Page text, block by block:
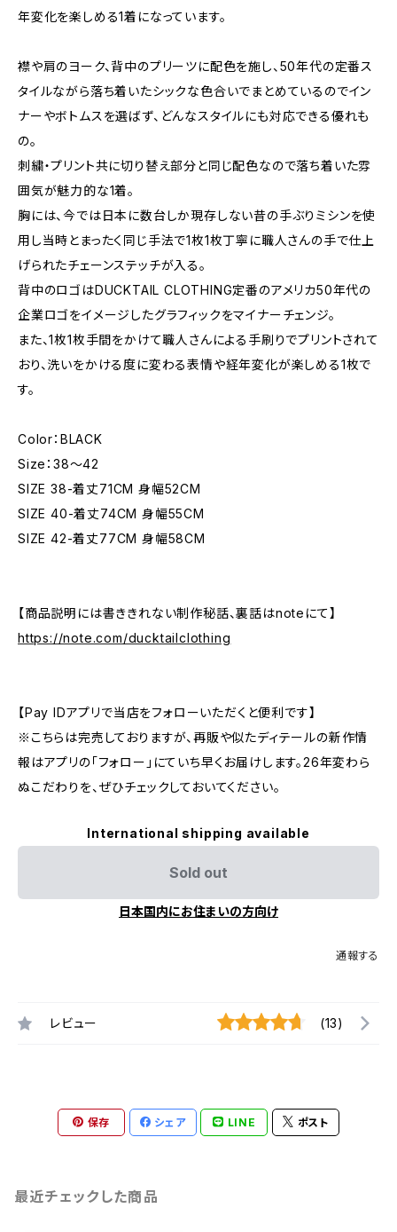
年変化を楽しめる1着になっています。
襟や肩のヨーク、背中のプリーツに配色を施し、50年代の定番ス
タイルながら落ち着いたシックな色合いでまとめているのでイン
ナーやボトムスを選ばず、どんなスタイルにも対応できる優れも
の。
刺繍・プリント共に切り替え部分と同じ配色なので落ち着いた雰
囲気が魅力的な1着。
胸には、今では日本に数台しか現存しない昔の手ぶりミシンを使
用し当時とまったく同じ手法で1枚1枚丁寧に職人さんの手で仕上
げられたチェーンステッチが入る。
背中のロゴはDUCKTAIL CLOTHING定番のアメリカ50年代の
企業ロゴをイメージしたグラフィックをマイナーチェンジ。
また、1枚1枚手間をかけて職人さんによる手刷りでプリントされて
おり、洗いをかける度に変わる表情や経年変化が楽しめる1枚で
す。
Color：BLACK
Size：38～42
SIZE 38-着丈71CM 身幅52CM
SIZE 40-着丈74CM 身幅55CM
SIZE 42-着丈77CM 身幅58CM
【商品説明には書ききれない制作秘話、裏話はnoteにて】
https://note.com/ducktailclothing
【Pay IDアプリで当店をフォローいただくと便利です】
※こちらは完売しておりますが、再販や似たディテールの新作情
報はアプリの「フォロー」にていち早くお届けします。26年変わら
ぬこだわりを、ぜひチェックしておいてください。
International shipping available
Sold out
日本国内にお住まいの方向け
通報する
レビュー (13)
保存 シェア LINE ポスト
最近チェックした商品